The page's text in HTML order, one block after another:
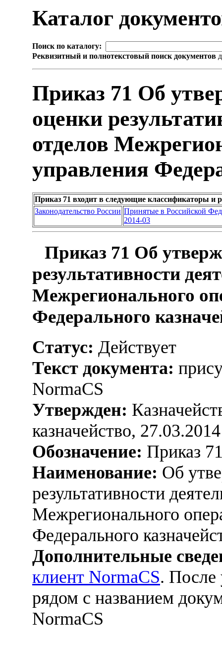
Каталог
Поиск по каталогу:
Реквизитный и полнотекстовый поиск документов
Приказ 71 Об
оценки
отделов
управления
Приказ 71 входит в следующие классификаторы и
Законодательство России Принятые в Российской
2014-03
Приказ 71 Об
результативности
Межрегионального
Федерального
Статус: Действует
Текст документа:
NormaCS
Утвержден:
казначейство, 27.03.2014
Обозначение: Приказ
Наименование: Об
результативности
Межрегионального
Федерального
Дополнительные
клиент NormaCS. После
рядом с названием
NormaCS